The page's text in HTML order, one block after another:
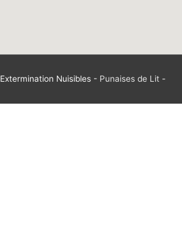
Extermination Nuisibles- Punaises de Lit-